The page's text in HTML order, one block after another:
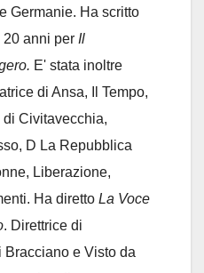
Germanie. Ha scritto
20 anni per Il
E' stata inoltre
di Ansa, Il Tempo,
di Civitavecchia,
D La Repubblica
Liberazione,
Ha diretto La Voce
. Direttrice di
Bracciano e Visto da